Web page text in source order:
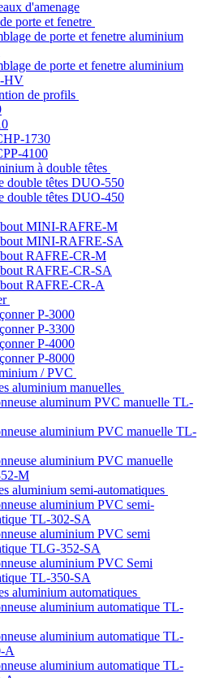
d'amenage
porte et fenetre
de porte et fenetre aluminium
de porte et fenetre aluminium
HV
de profils
1730
4100
à double têtes
double têtes DUO-550
double têtes DUO-450
bout MINI-RAFRE-M
bout MINI-RAFRE-SA
bout RAFRE-CR-M
RAFRE-CR-SA
RAFRE-CR-A
P-3000
P-3300
P-4000
P-8000
/ PVC
aluminium manuelles
aluminum PVC manuelle TL-
aluminium PVC manuelle TL-
aluminium PVC manuelle
M
aluminium semi-automatiques
aluminium PVC semi-
TL-302-SA
aluminium PVC semi
TLG-352-SA
aluminium PVC Semi
TL-350-SA
aluminium automatiques
aluminium automatique TL-
aluminium automatique TL-
A
aluminium automatique TL-